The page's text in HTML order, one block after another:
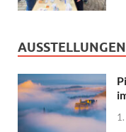
AUSSTELLUNGEN